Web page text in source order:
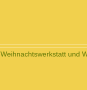
Weihnachtswerkstatt und